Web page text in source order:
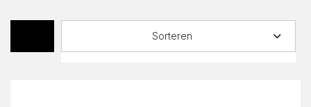
Sorteren